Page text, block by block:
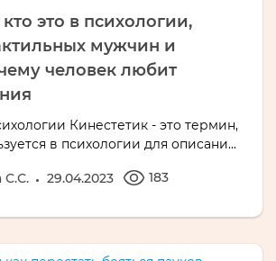
это в психологии,
мужчин и
человек любит
Кинестетик - это термин,
в психологии для описани...
С.С. 29.04.2023 183